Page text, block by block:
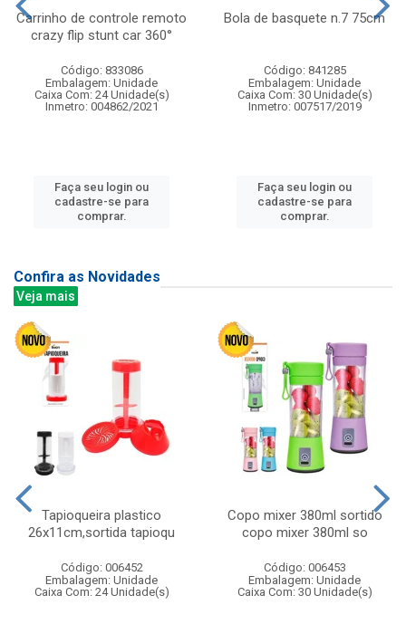
Carrinho de controle remoto
crazy flip stunt car 360°
Código: 833086
Embalagem: Unidade
Caixa Com: 24 Unidade(s)
Inmetro: 004862/2021
Faça seu login ou
cadastre-se para
comprar.
Bola de basquete n.7 75cm
Código: 841285
Embalagem: Unidade
Caixa Com: 30 Unidade(s)
Inmetro: 007517/2019
Faça seu login ou
cadastre-se para
comprar.
Confira as Novidades
Veja mais
Tapioqueira plastico
26x11cm,sortida tapioqu
Código: 006452
Embalagem: Unidade
Caixa Com: 24 Unidade(s)
Copo mixer 380ml sortido
copo mixer 380ml so
Código: 006453
Embalagem: Unidade
Caixa Com: 30 Unidade(s)